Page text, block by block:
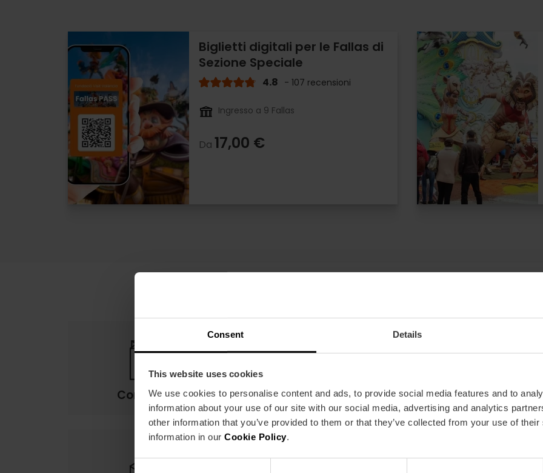
Consent Details
This website uses cookies
We use cookies to personalise content and ads, to provide social media features and to
information about your use of our site with our social media, advertising and analytics
other information that you’ve provided to them or that they’ve collected from your use of
information in our Cookie Policy
Consent
Biglietti digitali per le Fallas di
Sezione Speciale
4.8 - 107 recensioni
Ingresso a 9 Fallas
Da 17,00 €
Condizioni Offerte FAQs